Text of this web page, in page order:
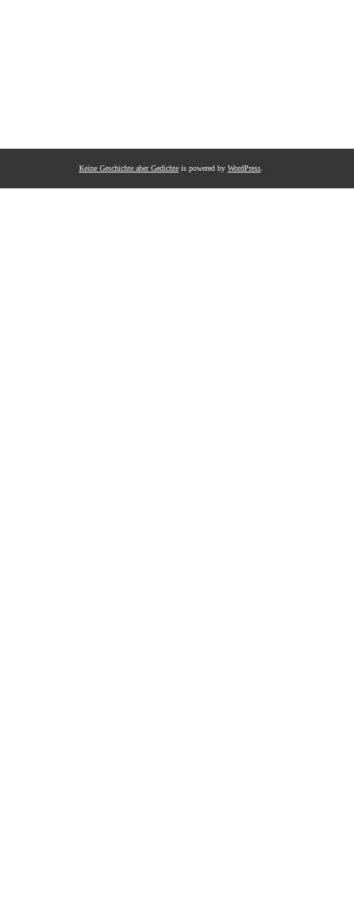
Keine Geschichte aber Gedichte is powered by WordPress